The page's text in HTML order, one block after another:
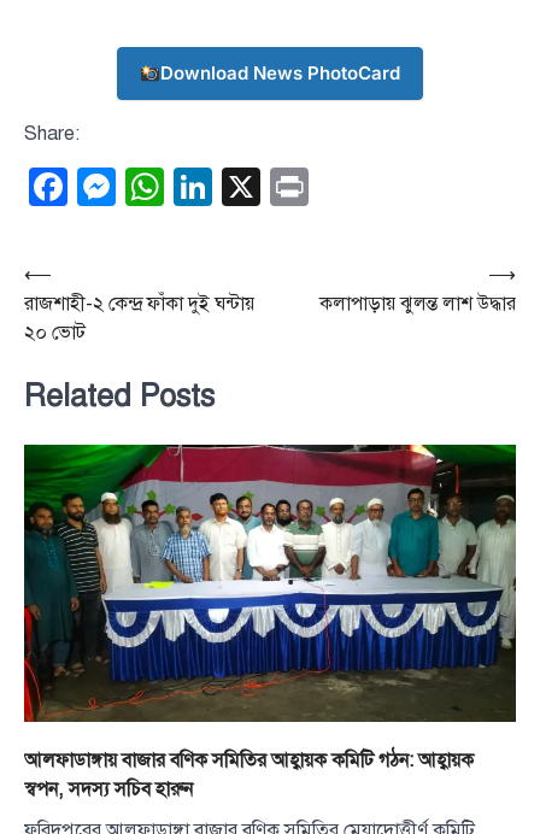
Download News PhotoCard
Share:
Facebook
Messenger
WhatsApp
LinkedIn
X
Post
navigation
⟵
রাজশাহী-২ কেন্দ্র ফাঁকা দুই ঘন্টায়
২০ ভোট
কলাপাড়ায় ঝুলন্ত লাশ উদ্ধার
⟶
Related Posts
আলফাডাঙ্গায় বাজার বণিক সমিতির আহ্বায়ক কমিটি গঠন: আহ্বায়ক
স্বপন, সদস্য সচিব হারুন